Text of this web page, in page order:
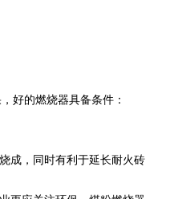
好的燃烧器具备条件：
成，同时有利于延长耐火砖